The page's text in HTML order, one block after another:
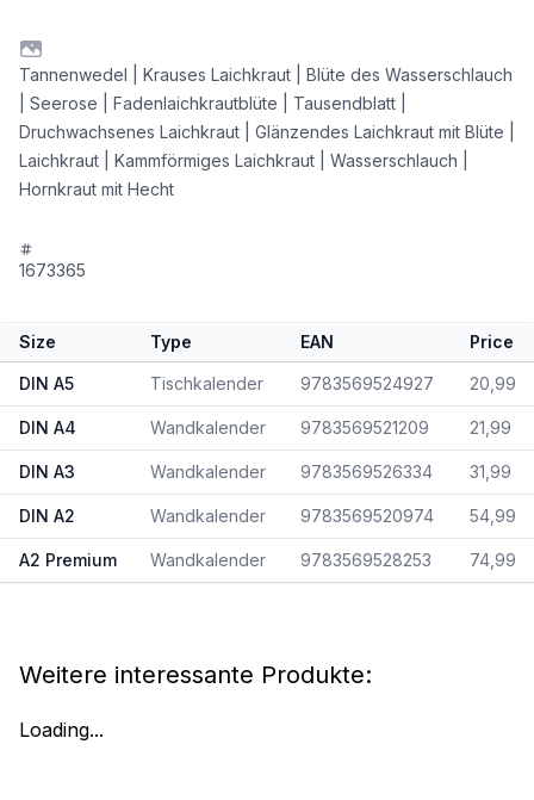
Tannenwedel | Krauses Laichkraut | Blüte des Wasserschlauch
| Seerose | Fadenlaichkrautblüte | Tausendblatt |
Druchwachsenes Laichkraut | Glänzendes Laichkraut mit Blüte |
Laichkraut | Kammförmiges Laichkraut | Wasserschlauch |
Hornkraut mit Hecht
1673365
Size Type EAN Price
DIN A5 Tischkalender 9783569524927 20,99
DIN A4 Wandkalender 9783569521209 21,99
DIN A3 Wandkalender 9783569526334 31,99
DIN A2 Wandkalender 9783569520974 54,99
A2 Premium Wandkalender 9783569528253 74,99
Weitere interessante Produkte:
Loading...